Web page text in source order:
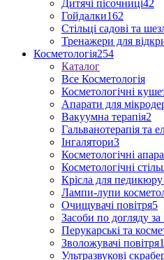
Дитячі пісочниці42
Гойдалки162
Стільці садові та
Тренажери для
Косметологія254
Каталог
Все Косметологія
Косметологічні
Апарати для
Вакуумна терапія2
Гальванотерапія та
Інгалятори3
Косметологічні
Косметологічні
Крісла для педикюру
Лампи-лупи
Очищувачі повітря5
Засоби по догляду
Перукарські та
Зволожувачі повітря
Ультразвукові